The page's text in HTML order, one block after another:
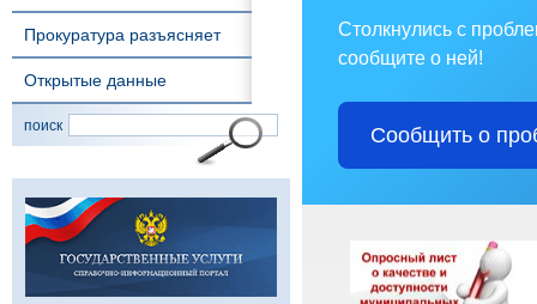
Прокуратура разъясняет
Открытые данные
поиск
Столкнулись с
сообщите о ней!
Сообщить о